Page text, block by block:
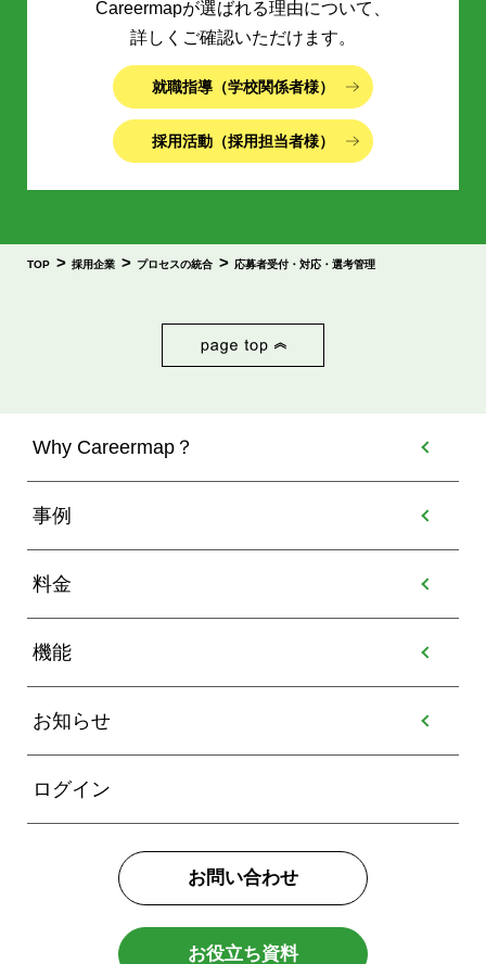
Careermapが選ばれる理由について、
詳しくご確認いただけます。
就職指導（学校関係者様）
採用活動（採用担当者様）
TOP > 採用企業 > プロセスの統合 > 応募者受付・対応・選考管理
Why Careermap？
事例
料金
機能
お知らせ
ログイン
お問い合わせ
お役立ち資料